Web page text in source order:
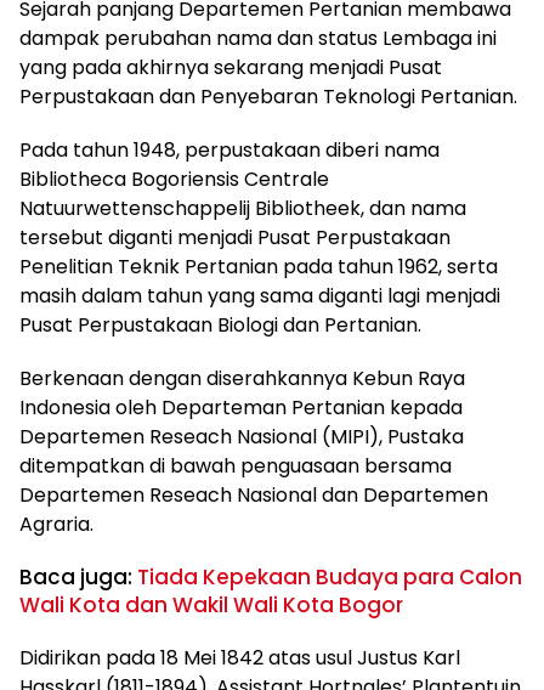
Sejarah panjang Departemen Pertanian membawa
dampak perubahan nama dan status Lembaga ini
yang pada akhirnya sekarang menjadi Pusat
Perpustakaan dan Penyebaran Teknologi Pertanian.
Pada tahun 1948, perpustakaan diberi nama
Bibliotheca Bogoriensis Centrale
Natuurwettenschappelij Bibliotheek, dan nama
tersebut diganti menjadi Pusat Perpustakaan
Penelitian Teknik Pertanian pada tahun 1962, serta
masih dalam tahun yang sama diganti lagi menjadi
Pusat Perpustakaan Biologi dan Pertanian.
Berkenaan dengan diserahkannya Kebun Raya
Indonesia oleh Departeman Pertanian kepada
Departemen Reseach Nasional (MIPI), Pustaka
ditempatkan di bawah penguasaan bersama
Departemen Reseach Nasional dan Departemen
Agraria.
Baca juga: Tiada Kepekaan Budaya para Calon
Wali Kota dan Wakil Wali Kota Bogor
Didirikan pada 18 Mei 1842 atas usul Justus Karl